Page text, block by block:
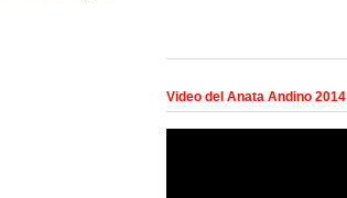
Video del Anata Andino 2014